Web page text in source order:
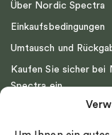
Über Nordic Spectra
Einkaufsbedingungen
Umtausch und
Kaufen Sie sicher bei
Spectra ein
Impressum